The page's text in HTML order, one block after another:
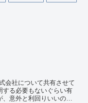
会社について共有させて
する必要もないぐらい有
、意外と利回りいいの